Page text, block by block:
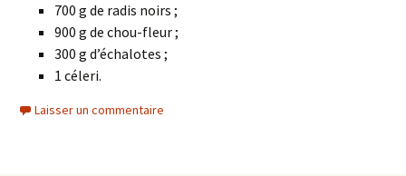
700 g de radis noirs ;
900 g de chou-fleur ;
300 g d’échalotes ;
1 céleri.
Laisser un commentaire